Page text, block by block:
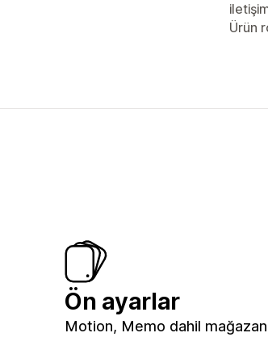
Ürün
Ön ayarlar
Motion, Memo dahil